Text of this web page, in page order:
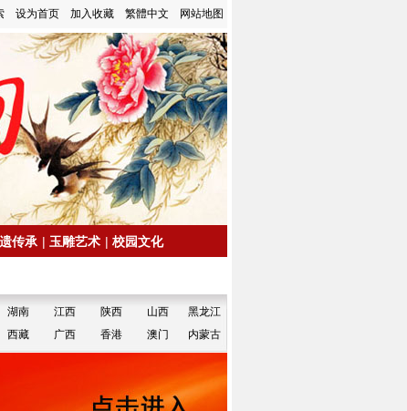
设为首页 加入收藏 繁體中文 网站地图
传承 | 玉雕艺术 | 校园文化
湖南 江西 陕西 山西
黑龙江
西藏 广西 香港 澳门 内蒙古